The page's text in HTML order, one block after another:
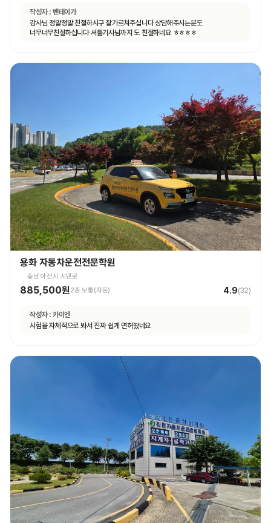
작성자 : 벤테이가
강사님 정말정말 친절하시구 잘가르쳐주십니다 상담해주시는분도
너무너무친절하십니다 셔틀기사님까지 도 친절하네요 ㅎㅎㅎㅎ
용화 자동차운전전문학원
충남 아산시 시민로
885,500원2종 보통(자동) 4.9(32)
작성자 : 카이엔
시험을 자체적으로 봐서 진짜 쉽게 면허땄네요